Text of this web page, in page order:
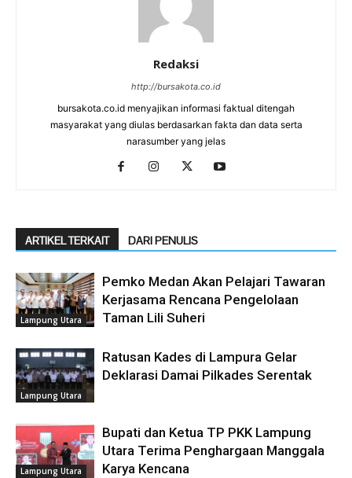
Redaksi
http://bursakota.co.id
bursakota.co.id menyajikan informasi faktual ditengah
masyarakat yang diulas berdasarkan fakta dan data serta
narasumber yang jelas
ARTIKEL TERKAIT DARI PENULIS
Lampung Utara
Pemko Medan Akan Pelajari Tawaran
Kerjasama Rencana Pengelolaan
Taman Lili Suheri
Lampung Utara
Ratusan Kades di Lampura Gelar
Deklarasi Damai Pilkades Serentak
Lampung Utara
Bupati dan Ketua TP PKK Lampung
Utara Terima Penghargaan Manggala
Karya Kencana